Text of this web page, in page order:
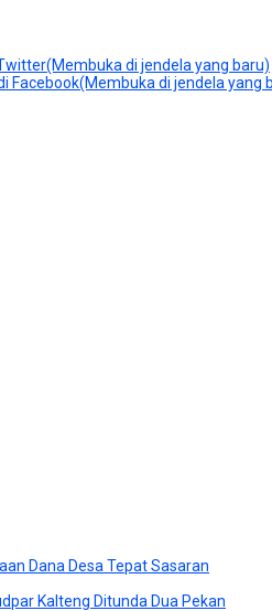
di jendela yang baru)
Facebook(Membuka di jendela yang
Dana Desa Tepat Sasaran
Kalteng Ditunda Dua Pekan